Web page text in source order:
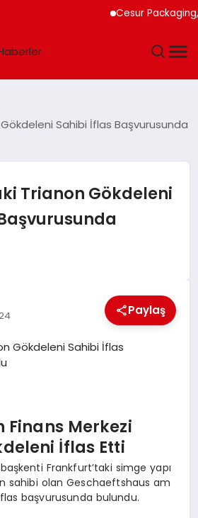
Cesur Packaging,
Sahibi İflas Başvurusunda
Trianon Gökdeleni
Paylaş
Finans Merkezi
İflas Etti
Frankfurt’taki simge yapı
sahibi olan Geschaeftshaus am
başvurusunda bulundu.